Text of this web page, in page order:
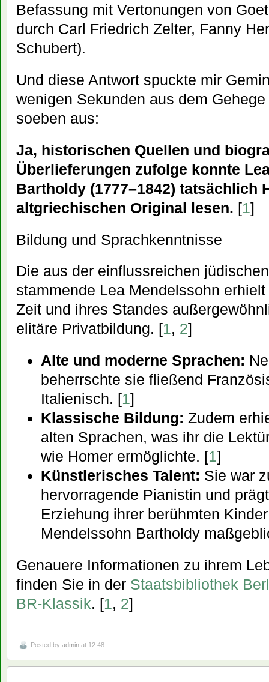
Befassung mit Vertonungen von
durch Carl Friedrich Zelter, Fanny
Schubert).
Und diese Antwort spuckte mir
wenigen Sekunden aus dem
soeben aus:
Ja, historischen Quellen und
Überlieferungen zufolge konnte
Bartholdy (1777–1842) tatsächlich
altgriechischen Original lesen. [1]
Bildung und Sprachkenntnisse
Die aus der einflussreichen
stammende Lea Mendelssohn
Zeit und ihres Standes
elitäre Privatbildung. [1, 2]
Alte und moderne Sprachen:
beherrschte sie fließend
Italienisch. [1]
Klassische Bildung: Zudem
alten Sprachen, was ihr die
wie Homer ermöglichte. [1]
Künstlerisches Talent: Sie war
hervorragende Pianistin und
Erziehung ihrer berühmten
Mendelssohn Bartholdy
Genauere Informationen zu ihrem
finden Sie in der Staatsbibliothek
BR-Klassik. [1, 2]
Posted by admin at 12:48